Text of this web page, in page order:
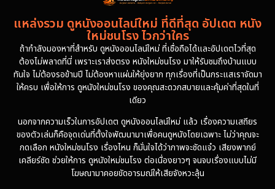
แหล่งรวม ดูหนังออนไลน์ใหม่ ที่ดีที่สุด อัปเดต หนัง
ใหม่ชนโรง ไวกว่าใคร
ถ้ากำลังมองหาที่สำหรับ ดูหนังออนไลน์ใหม่ ที่เชื่อถือได้และอัปเดตไวที่สุด
ต้องไม่พลาดที่นี่ เพราะเราส่งตรง หนังใหม่ชนโรง มาให้รับชมถึงบ้านแบบ
ทันใจ ไม่ต้องรอข้ามปี ไม่ต้องหาแผ่นให้ยุ่งยาก ทุกเรื่องที่เป็นกระแสเราจัดมา
ให้ครบ เพื่อให้การ ดูหนังใหม่ชนโรง ของคุณสะดวกสบายและคุ้มค่าที่สุดในที่
เดียว
นอกจากความเร็วในการอัปเดต ดูหนังออนไลน์ใหม่ แล้ว เรื่องความเสถียร
ของตัวเล่นก็คือจุดเด่นที่ตั้งใจพัฒนามาเพื่อคนดูหนังโดยเฉพาะ ไม่ว่าคุณจะ
กดเลือก หนังใหม่ชนโรง เรื่องไหน ก็มั่นใจได้ว่าภาพจะชัดแจ๋ว เสียงพากย์
เคลียร์ชัด ช่วยให้การ ดูหนังใหม่ชนโรง ต่อเนื่องยาวๆ จนจบเรื่องแบบไม่มี
โฆษณามาคอยขัดอารมณ์ให้เสียจังหวะลุ้น